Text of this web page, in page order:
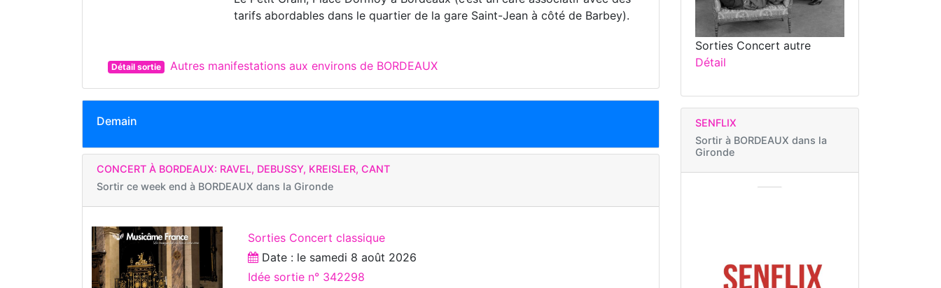
tarifs abordables dans le quartier de la gare Saint-Jean à côté de Barbey).
Détail sortie Autres manifestations aux environs de BORDEAUX
Demain
CONCERT À BORDEAUX: RAVEL, DEBUSSY, KREISLER, CANT
Sortir ce week end à BORDEAUX dans la Gironde
Sorties Concert classique
Date : le samedi 8 août 2026
Idée sortie n° 342298
Sorties Concert autre
Détail
SENFLIX
Sortir à BORDEAUX dans la
Gironde